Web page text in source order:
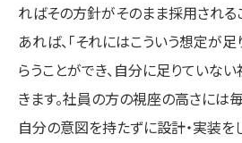
ればその方針がそのまま採用される
あれば、「それにはこういう想定が
らうことができ、自分に足りていな
きます。社員の方の視座の高さには
自分の意図を持たずに設計・実装を